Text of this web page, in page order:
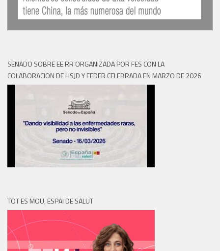
SENADO SOBRE EE RR ORGANIZADA POR FES CON LA
COLABORACION DE HSJD Y FEDER CELEBRADA EN MARZO DE 2026
TOT ES MOU, ESPAI DE SALUT